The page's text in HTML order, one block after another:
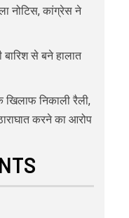
नोटिस, कांग्रेस ने
से बने हालात
खिलाफ निकाली रैली,
करने का आरोप